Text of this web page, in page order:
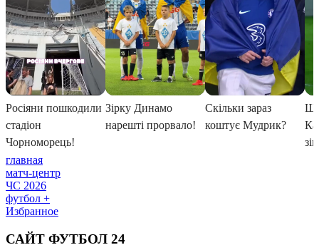
главная
матч-центр
ЧС 2026
футбол +
Избранное
САЙТ ФУТБОЛ 24